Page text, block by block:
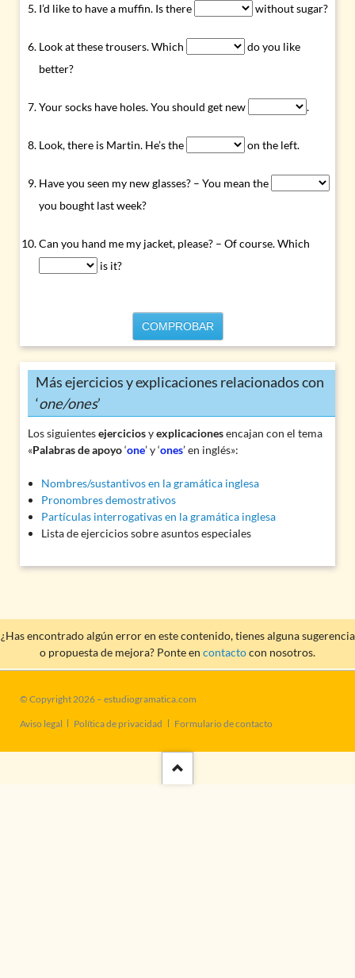
I’d like to have a muffin. Is there without sugar?
Look at these trousers. Which
do you like
better?
Your socks have holes. You should get new .
Look, there is Martin. He’s the on the left.
Have you seen my new glasses? – You mean the
you bought last week?
Can you hand me my jacket, please? – Of course. Which
is it?
COMPROBAR
Más ejercicios y explicaciones relacionados con
‘one/ones’
Los siguientesejerciciosyexplicacionesencajan con el tema
«Palabras de apoyo‘one’ y ‘ones’ en inglés»:
Nombres/sustantivos en la gramática inglesa
Pronombres demostrativos
Partículas interrogativas en la gramática inglesa
Lista de ejercicios sobre asuntos especiales
¿Has encontrado algún error en este contenido, tienes alguna sugerencia
o propuesta de mejora? Ponte en contactocon nosotros.
© Copyright 2026 – estudiogramatica.com
Saltar
Aviso legal Política de privacidad Formulario de contacto